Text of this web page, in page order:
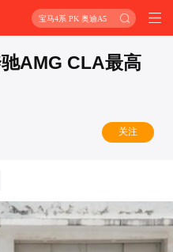
宝马4系 PK 奥迪A5
AMG CLA最高
关注